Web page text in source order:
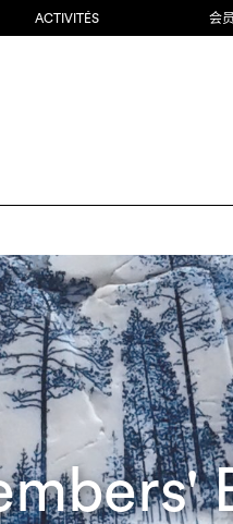
ACTIVITÉS 会员